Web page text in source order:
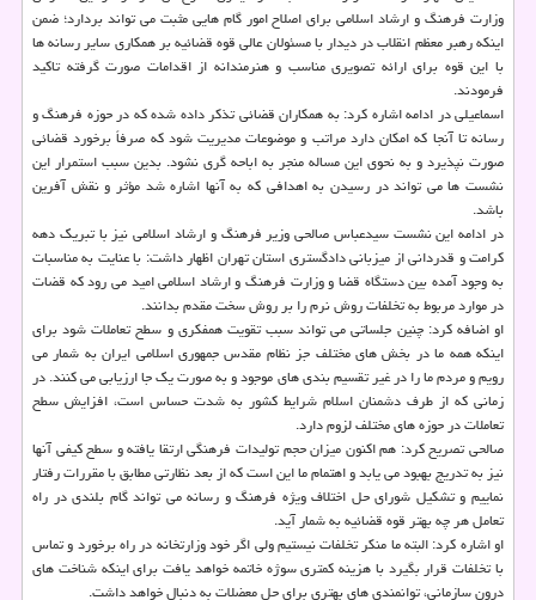
وزارت فرهنگ و ارشاد اسلامی برای اصلاح امور گام هایی مثبت می تواند بردارد؛ ضمن
اینكه رهبر معظم انقلاب در دیدار با مسئولان عالی قوه قضائیه بر همكاری سایر رسانه ها
با این قوه برای ارائه تصویری مناسب و هنرمندانه از اقدامات صورت گرفته تاكید
فرمودند.
اسماعیلی در ادامه اشاره كرد: به همكاران قضائی تذكر داده شده كه در حوزه فرهنگ و
رسانه تا آنجا كه امكان دارد مراتب و موضوعات مدیریت شود كه صرفاً برخورد قضائی
صورت نپذیرد و به نحوی این مساله منجر به اباحه گری نشود. بدین سبب استمرار این
نشست ها می تواند در رسیدن به اهدافی كه به آنها اشاره شد مؤثر و نقش آفرین
باشد.
در ادامه این نشست سیدعباس صالحی وزیر فرهنگ و ارشاد اسلامی نیز با تبریك دهه
كرامت و قدردانی از میزبانی دادگستری استان تهران اظهار داشت: با عنایت به مناسبات
به وجود آمده بین دستگاه قضا و وزارت فرهنگ و ارشاد اسلامی امید می رود كه قضات
در موارد مربوط به تخلفات روش نرم را بر روش سخت مقدم بدانند.
او اضافه كرد: چنین جلساتی می تواند سبب تقویت همفكری و سطح تعاملات شود برای
اینكه همه ما در بخش های مختلف جز نظام مقدس جمهوری اسلامی ایران به شمار می
رویم و مردم ما را در غیر تقسیم بندی های موجود و به صورت یك جا ارزیابی می كنند. در
زمانی كه از طرف دشمنان اسلام شرایط كشور به شدت حساس است، افزایش سطح
تعاملات در حوزه های مختلف لزوم دارد.
صالحی تصریح كرد: هم اكنون میزان حجم تولیدات فرهنگی ارتقا یافته و سطح كیفی آنها
نیز به تدریج بهبود می یابد و اهتمام ما این است كه از بعد نظارتی مطابق با مقررات رفتار
نماییم و تشكیل شورای حل اختلاف ویژه فرهنگ و رسانه می تواند گام بلندی در راه
تعامل هر چه بهتر قوه قضائیه به شمار آید.
او اشاره كرد: البته ما منكر تخلفات نیستیم ولی اگر خود وزارتخانه در راه برخورد و تماس
با تخلفات قرار بگیرد با هزینه كمتری سوژه خاتمه خواهد یافت برای اینكه شناخت های
درون سازمانی، توانمندی های بهتری برای حل معضلات به دنبال خواهد داشت.